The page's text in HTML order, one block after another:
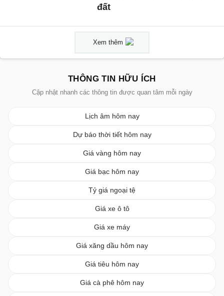
đất
Xem thêm
THÔNG TIN HỮU ÍCH
Cập nhật nhanh các thông tin được quan tâm mỗi ngày
Lịch âm hôm nay
Dự báo thời tiết hôm nay
Giá vàng hôm nay
Giá bạc hôm nay
Tỷ giá ngoại tệ
Giá xe ô tô
Giá xe máy
Giá xăng dầu hôm nay
Giá tiêu hôm nay
Giá cà phê hôm nay